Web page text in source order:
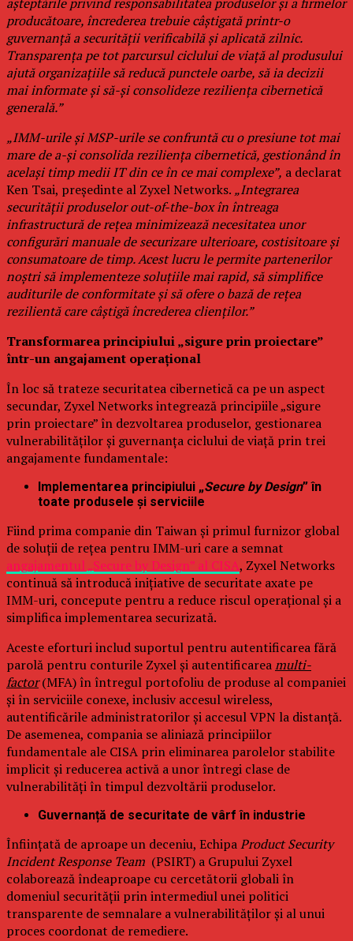
producătoare, încrederea trebuie câștigată printr-o
guvernanță a securității verificabilă și aplicată zilnic.
Transparența pe tot parcursul ciclului de viață al produsului
ajută organizațiile să reducă punctele oarbe, să ia decizii
mai informate și să-și consolideze reziliența cibernetică
generală.”
„IMM-urile și MSP-urile se confruntă cu o presiune tot mai
mare de a-și consolida reziliența cibernetică, gestionând în
același timp medii IT din ce în ce mai complexe”, a declarat
Ken Tsai, președinte al Zyxel Networks. „Integrarea
securității produselor out-of-the-box în întreaga
infrastructură de rețea minimizează necesitatea unor
configurări manuale de securizare ulterioare, costisitoare și
consumatoare de timp. Acest lucru le permite partenerilor
noștri să implementeze soluțiile mai rapid, să simplifice
auditurile de conformitate și să ofere o bază de rețea
rezilientă care câștigă încrederea clienților.”
Transformarea principiului „sigure prin proiectare”
într-un angajament operațional
În loc să trateze securitatea cibernetică ca pe un aspect
secundar, Zyxel Networks integrează principiile „sigure
prin proiectare” în dezvoltarea produselor, gestionarea
vulnerabilităților și guvernanța ciclului de viață prin trei
angajamente fundamentale:
Implementarea principiului „Secure by Design” în
toate produsele și serviciile
Fiind prima companie din Taiwan și primul furnizor global
de soluții de rețea pentru IMM-uri care a semnat
angajamentul „Secure by Design” al CISA, Zyxel Networks
continuă să introducă inițiative de securitate axate pe
IMM-uri, concepute pentru a reduce riscul operațional și a
simplifica implementarea securizată.
Aceste eforturi includ suportul pentru autentificarea fără
parolă pentru conturile Zyxel și autentificareamulti-
factor(MFA) în întregul portofoliu de produse al companiei
și în serviciile conexe, inclusiv accesul wireless,
autentificările administratorilor și accesul VPN la distanță.
De asemenea, compania se aliniază principiilor
fundamentale ale CISA prin eliminarea parolelor stabilite
implicit și reducerea activă a unor întregi clase de
vulnerabilități în timpul dezvoltării produselor.
Guvernanță de securitate de vârf în industrie
Înființată de aproape un deceniu, EchipaProduct Security
Incident Response Team (PSIRT) a Grupului Zyxel
colaborează îndeaproape cu cercetătorii globali în
domeniul securității prin intermediul unei politici
transparente de semnalare a vulnerabilităților și al unui
proces coordonat de remediere.